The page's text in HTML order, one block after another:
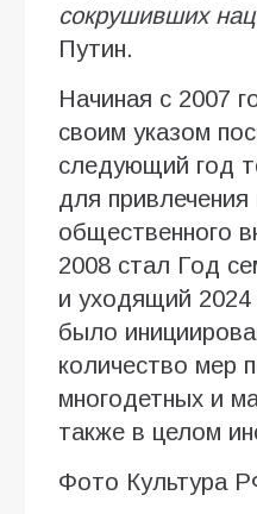
сокрушивших
Путин.
Начиная с 2007
своим указом
следующий год
для привлечения
общественного
2008 стал Год
и уходящий
было
количество мер
многодетных и
также в целом
Фото Культура